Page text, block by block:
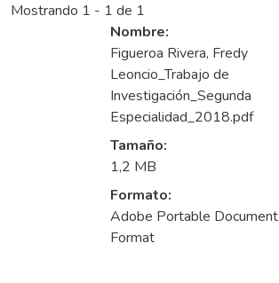
Mostrando 1 - 1 de 1
Nombre:
Figueroa Rivera, Fredy
Leoncio_Trabajo de
Investigación_Segunda
Especialidad_2018.pdf
Tamaño:
1,2 MB
Formato:
Adobe Portable Document
Format